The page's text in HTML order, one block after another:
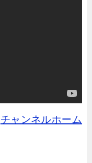
チャンネルホーム